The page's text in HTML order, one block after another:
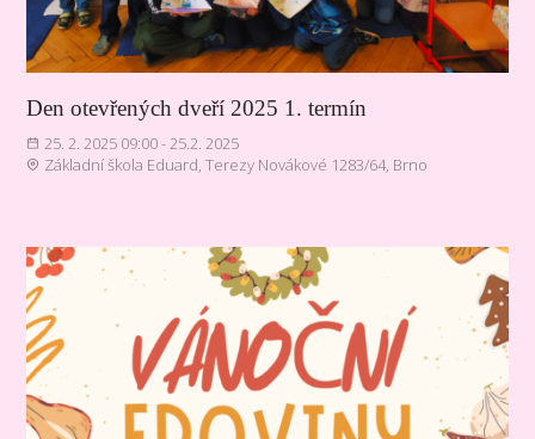
Den otevřených dveří 2025 1. termín
25. 2. 2025 09:00 - 25.2. 2025
Základní škola Eduard, Terezy Novákové 1283/64, Brno